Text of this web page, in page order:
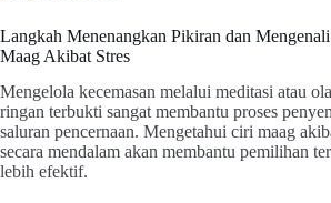
Langkah Menenangkan Pikiran dan
Maag Akibat Stres
Mengelola kecemasan melalui meditasi atau
ringan terbukti sangat membantu proses
saluran pencernaan. Mengetahui ciri maag
secara mendalam akan membantu pemilihan
lebih efektif.